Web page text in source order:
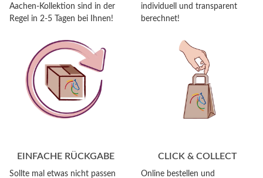
Aachen-Kollektion sind in der
Regel in 2-5 Tagen bei Ihnen!
individuell und transparent
berechnet!
EINFACHE RÜCKGABE
Sollte mal etwas nicht passen
CLICK & COLLECT
Online bestellen und